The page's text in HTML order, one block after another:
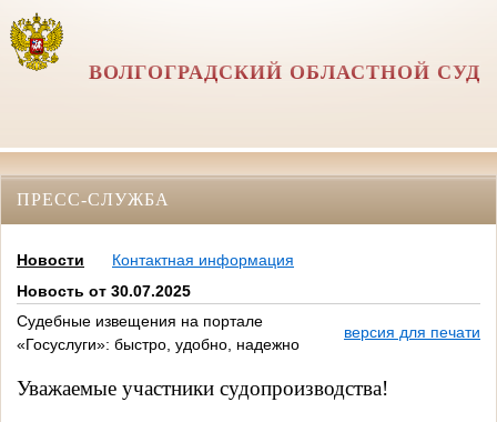
ВОЛГОГРАДСКИЙ ОБЛАСТНОЙ СУД
ПРЕСС-СЛУЖБА
Новости
Контактная информация
Новость от 30.07.2025
Судебные извещения на портале
«Госуслуги»: быстро, удобно, надежно
версия для печати
Уважаемые участники судопроизводства!